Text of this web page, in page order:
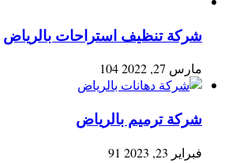
شركة تنظيف استراحات بالرياض
مارس 27, 2022 104
شركة ترميم بالرياض
فبراير 23, 2023 91